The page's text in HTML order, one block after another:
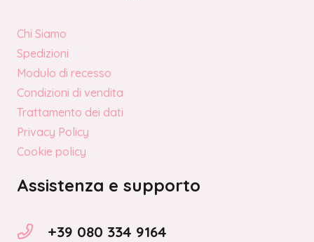
Chi Siamo
Spedizioni
Modulo di recesso
Condizioni di vendita
Trattamento dei dati
Privacy Policy
Cookie policy
Assistenza e supporto
+39 080 334 9164